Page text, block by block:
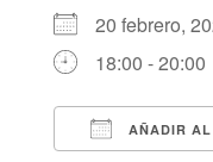
20 febrero,
18:00 - 20:00
AÑADIR